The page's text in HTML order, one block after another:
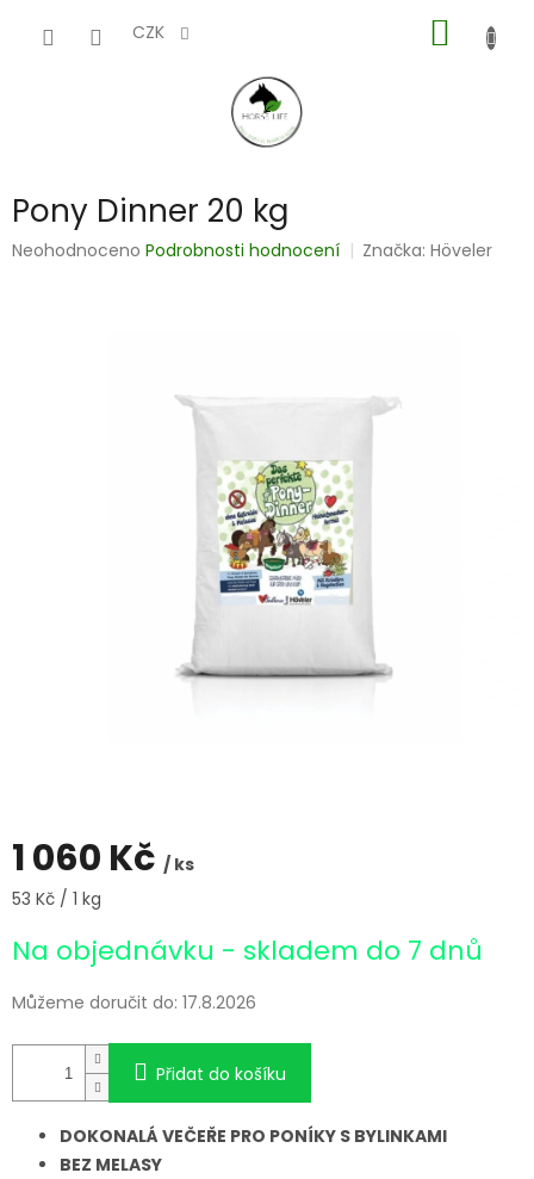
CZK
KOŠÍK
Pony Dinner 20 kg
Průměrné
Neohodnoceno Podrobnosti hodnocení Značka:Höveler
1 060 Kč / ks
Měrná
53 Kč / 1 kg
Na objednávku - skladem do 7 dnů
Můžeme doručit do: 17.8.2026
Přidat do košíku
DOKONALÁ VEČEŘE PRO PONÍKY S BYLINKAMI
BEZ MELASY